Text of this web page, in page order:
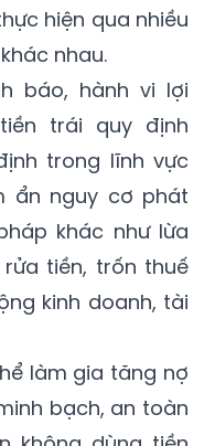
hiện qua nhiều
nhau.
báo, hành vi lợi
trái quy định
trong lĩnh vực
ẩn nguy cơ phát
khác như lừa
tiền, trốn thuế
kinh doanh, tài
làm gia tăng nợ
bạch, an toàn